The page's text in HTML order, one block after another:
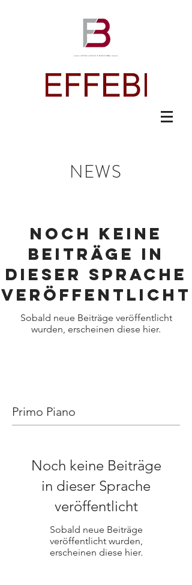
NEWS
Noch keine
Beiträge in
dieser Sprache
veröffentlicht
Sobald neue Beiträge veröffentlicht
wurden, erscheinen diese hier.
Primo Piano
Noch keine Beiträge
in dieser Sprache
veröffentlicht
Sobald neue Beiträge
veröffentlicht wurden,
erscheinen diese hier.